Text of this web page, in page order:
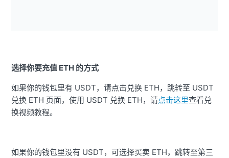
选择你要充值 ETH 的方式
如果你的钱包里有 USDT，请点击兑换 ETH，跳转至 USDT
兑换 ETH 页面，使用 USDT 兑换 ETH，请点击这里查看兑
换视频教程。
如果你的钱包里没有 USDT，可选择买卖 ETH，跳转至第三